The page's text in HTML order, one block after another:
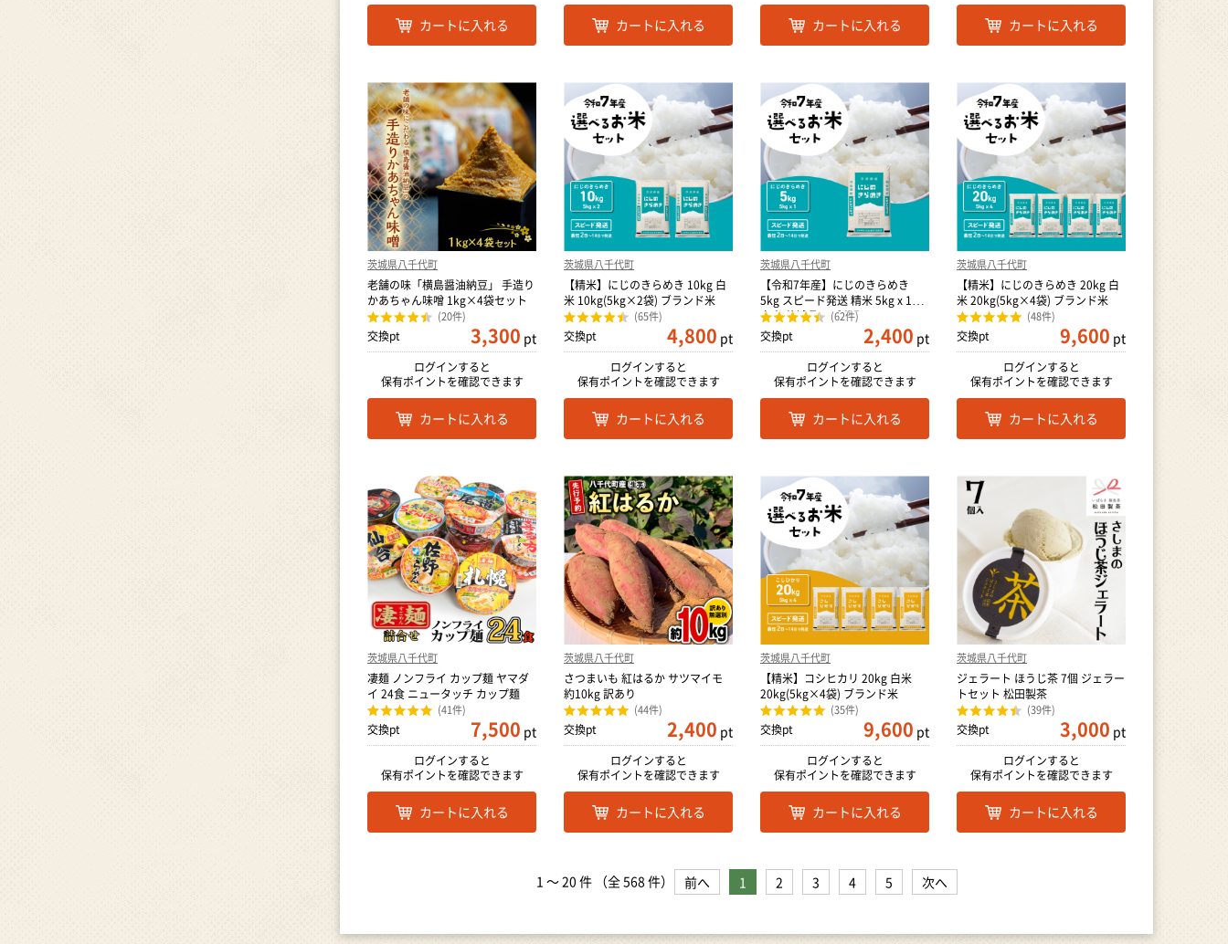
カートに入れる カートに入れる カートに入れる カートに入れる
茨城県八千代町
老舗の味「横島醤油納豆」 手造り
かあちゃん味噌 1kg×4袋セット
(20件)
交換pt 3,300 pt
ログインすると
保有ポイントを確認できます
カートに入れる
茨城県八千代町
【精米】にじのきらめき 10kg 白
米 10kg(5kg×2袋) ブランド米
(65件)
交換pt 4,800 pt
ログインすると
保有ポイントを確認できます
カートに入れる
茨城県八千代町
【令和7年産】にじのきらめき
5kg スピード発送 精米 5kg x 1袋
白米 茨城県 八千代町
(62件)
交換pt 2,400 pt
ログインすると
保有ポイントを確認できます
カートに入れる
茨城県八千代町
【精米】にじのきらめき 20kg 白
米 20kg(5kg×4袋) ブランド米
(48件)
交換pt 9,600 pt
ログインすると
保有ポイントを確認できます
カートに入れる
茨城県八千代町
凄麺 ノンフライ カップ麺 ヤマダ
イ 24食 ニュータッチ カップ麺
(41件)
交換pt 7,500 pt
ログインすると
保有ポイントを確認できます
カートに入れる
茨城県八千代町
さつまいも 紅はるか サツマイモ
約10kg 訳あり
(44件)
交換pt 2,400 pt
ログインすると
保有ポイントを確認できます
カートに入れる
茨城県八千代町
【精米】コシヒカリ 20kg 白米
20kg(5kg×4袋) ブランド米
(35件)
交換pt 9,600 pt
ログインすると
保有ポイントを確認できます
カートに入れる
茨城県八千代町
ジェラート ほうじ茶 7個 ジェラー
トセット 松田製茶
(39件)
交換pt 3,000 pt
ログインすると
保有ポイントを確認できます
カートに入れる
1 ～20 件 （全568 件） 前へ 1 2 3 4 5 次へ